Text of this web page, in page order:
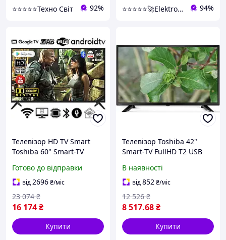
⭐⭐⭐⭐⭐Техно Світ 92% ⭐⭐⭐⭐⭐🚀Elektroniki-net 94%
Телевізор HD TV Smart
Toshiba 60" Smart-TV
АДАПТИВНИЙ
UHD,4K/Android 15.0
Готово до відправки
від2696₴/міс
16 174₴
23 074 ₴
Купити
Телевізор Toshiba 42"
Smart-TV FullHD T2 USB
15.0 голосове введення
В наявності
від852₴/міс
8 517.68₴
12 526 ₴
Купити